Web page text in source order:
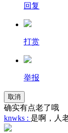
回复
打赏
举报
取消
确实有点老了哦
knwks : 是啊，人